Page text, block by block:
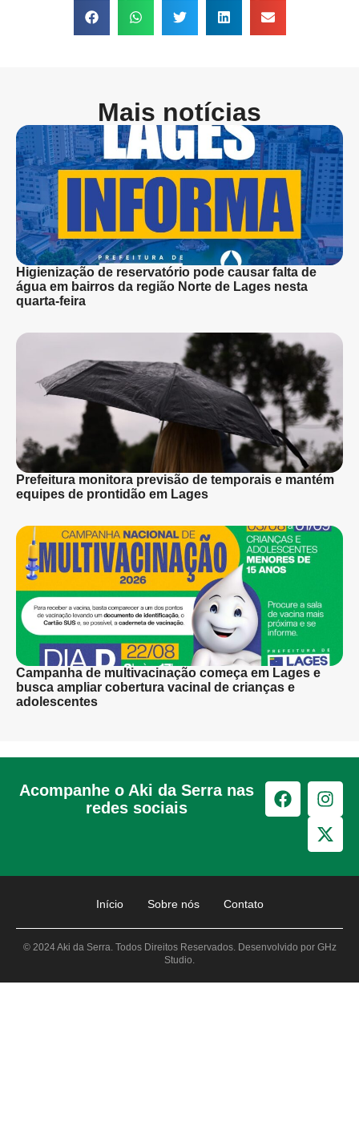
Mais notícias
Higienização de reservatório pode causar falta de
água em bairros da região Norte de Lages nesta
quarta-feira
Prefeitura monitora previsão de temporais e mantém
equipes de prontidão em Lages
Campanha de multivacinação começa em Lages e
busca ampliar cobertura vacinal de crianças e
adolescentes
Acompanhe o Aki da Serra nas
redes sociais
Início Sobre nós Contato
© 2024 Aki da Serra. Todos Direitos Reservados. Desenvolvido por GHz
Studio.